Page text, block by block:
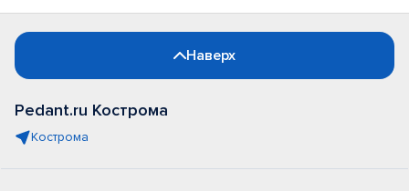
Наверх
Pedant.ru Кострома
Кострома